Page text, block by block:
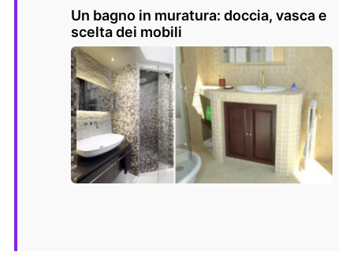
Un bagno in muratura: doccia, vasca e
scelta dei mobili